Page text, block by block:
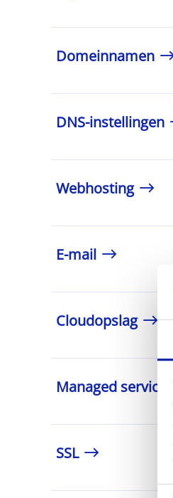
Domeinnamen
DNS-instellingen
Webhosting
E-mail
Cloudopslag
Managed services
SSL